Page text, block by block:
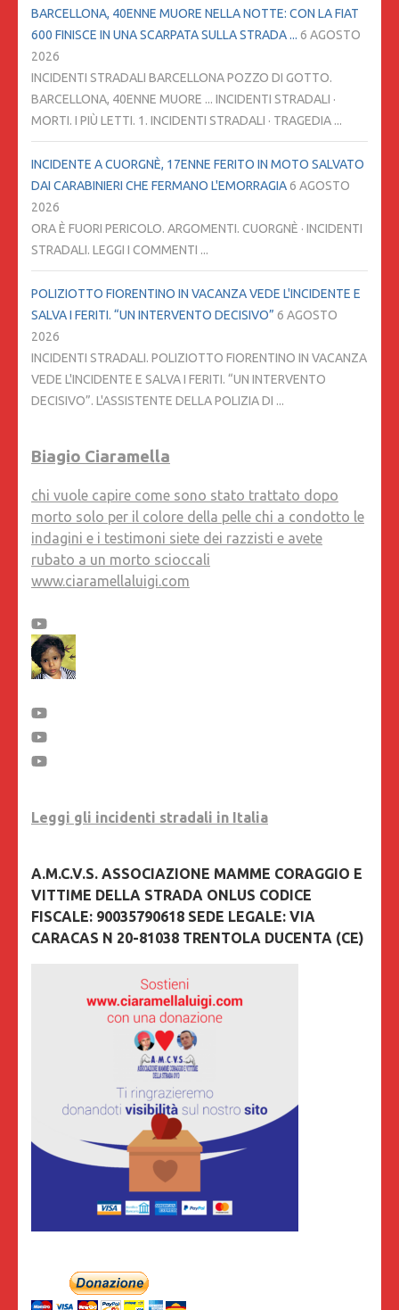
BARCELLONA, 40ENNE MUORE NELLA NOTTE: CON LA FIAT
600 FINISCE IN UNA SCARPATA SULLA STRADA ... 6 AGOSTO
2026
INCIDENTI STRADALI BARCELLONA POZZO DI GOTTO.
BARCELLONA, 40ENNE MUORE ... INCIDENTI STRADALI ·
MORTI. I PIÙ LETTI. 1. INCIDENTI STRADALI · TRAGEDIA ...
INCIDENTE A CUORGNÈ, 17ENNE FERITO IN MOTO SALVATO
DAI CARABINIERI CHE FERMANO L'EMORRAGIA6 AGOSTO
2026
ORA È FUORI PERICOLO. ARGOMENTI. CUORGNÈ · INCIDENTI
STRADALI. LEGGI I COMMENTI ...
POLIZIOTTO FIORENTINO IN VACANZA VEDE L'INCIDENTE E
SALVA I FERITI. “UN INTERVENTO DECISIVO” 6 AGOSTO
2026
INCIDENTI STRADALI. POLIZIOTTO FIORENTINO IN VACANZA
VEDE L'INCIDENTE E SALVA I FERITI. “UN INTERVENTO
DECISIVO”. L'ASSISTENTE DELLA POLIZIA DI ...
Biagio Ciaramella
chi vuole capire come sono stato trattato dopo
morto solo per il colore della pelle chi a condotto le
indagini e i testimoni siete dei razzisti e avete
rubato a un morto scioccali
www.ciaramellaluigi.com
Leggi gli incidenti stradali in Italia
A.M.C.V.S. ASSOCIAZIONE MAMME CORAGGIO E
VITTIME DELLA STRADA ONLUS CODICE
FISCALE: 90035790618 SEDE LEGALE: VIA
CARACAS N 20-81038 TRENTOLA DUCENTA (CE)